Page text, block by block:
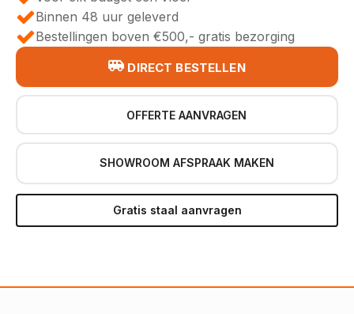
Binnen 48 uur geleverd
Bestellingen boven €500,- gratis bezorging
DIRECT BESTELLEN
OFFERTE AANVRAGEN
SHOWROOM AFSPRAAK MAKEN
Gratis staal aanvragen